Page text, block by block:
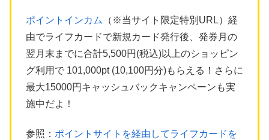
ポイントインカム
（※当サイト限定特別URL）経
由でライフカードで新規カード発行後、発券月の
翌月末までに合計5,500円(税込)以上のショッピン
グ利用で 101,000pt (10,100円分)もらえる！さらに
最大15000円キャッシュバックキャンペーンも実
施中だよ！
参照： ポイントサイトを経由してライフカードを